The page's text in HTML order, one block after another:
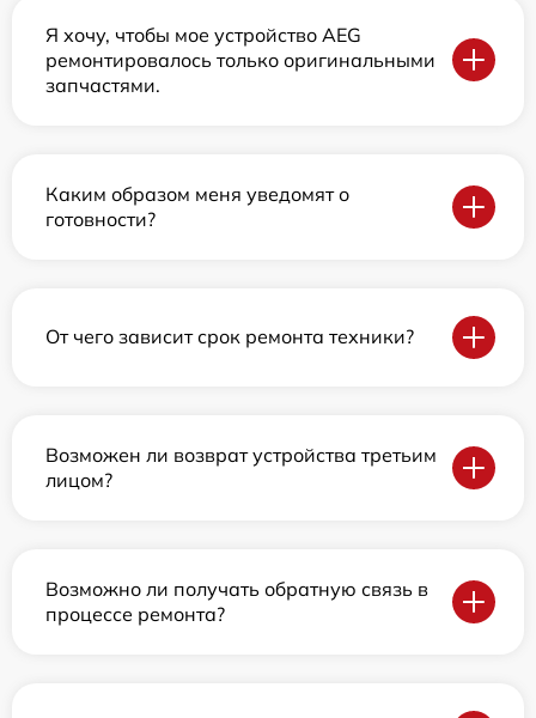
Я хочу, чтобы мое устройство AEG
ремонтировалось только оригинальными
запчастями.
Каким образом меня уведомят о
готовности?
От чего зависит срок ремонта техники?
Возможен ли возврат устройства третьим
лицом?
Возможно ли получать обратную связь в
процессе ремонта?